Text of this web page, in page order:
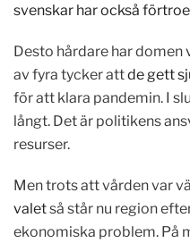
svenskar har också
Desto hårdare har domen
av fyra tycker attde gett
för att klara pandemin. I
långt. Det är politikens
resurser.
Men trots att vården var
valetså står nu region
ekonomiska problem. På